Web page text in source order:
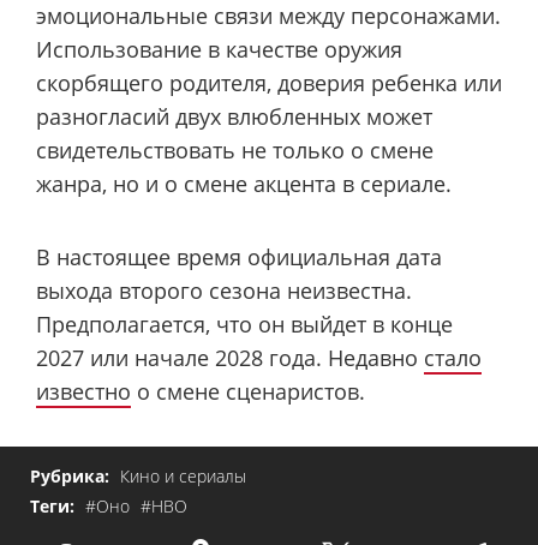
эмоциональные связи между персонажами.
Использование в качестве оружия
скорбящего родителя, доверия ребенка или
разногласий двух влюбленных может
свидетельствовать не только о смене
жанра, но и о смене акцента в сериале.
В настоящее время официальная дата
выхода второго сезона неизвестна.
Предполагается, что он выйдет в конце
2027 или начале 2028 года. Недавно стало
известно о смене сценаристов.
Рубрика: Кино и сериалы
Теги: #Оно #HBO